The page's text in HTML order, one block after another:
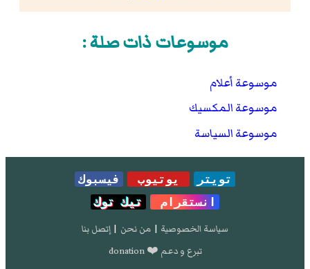
موسوعات ذات صلة :
موسوعة أعلام
موسوعة المكسيك
موسوعة السياسة
تويتر يوتيوب
فيسبوك
انستقرام
تيك توك
سياسة الخصوصية | من نحن | إتصل بنا
تبرع و دعم ❤️ donation